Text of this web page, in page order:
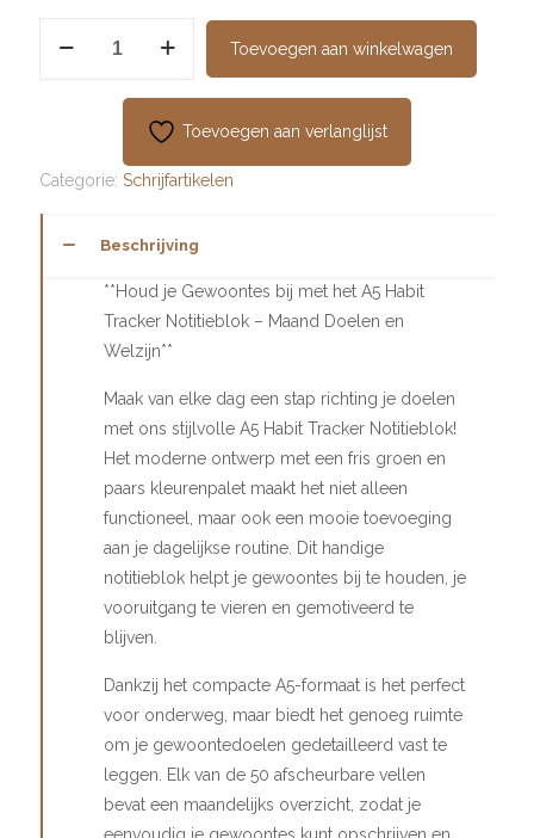
gewoontetracker
Toevoegen aan winkelwagen
Toevoegen aan verlanglijst
Categorie: Schrijfartikelen
Beschrijving
**Houd je Gewoontes bij met het A5 Habit
Tracker Notitieblok – Maand Doelen en
Welzijn**
Maak van elke dag een stap richting je doelen
met ons stijlvolle A5 Habit Tracker Notitieblok!
Het moderne ontwerp met een fris groen en
paars kleurenpalet maakt het niet alleen
functioneel, maar ook een mooie toevoeging
aan je dagelijkse routine. Dit handige
notitieblok helpt je gewoontes bij te houden, je
vooruitgang te vieren en gemotiveerd te
blijven.
Dankzij het compacte A5-formaat is het perfect
voor onderweg, maar biedt het genoeg ruimte
om je gewoontedoelen gedetailleerd vast te
leggen. Elk van de 50 afscheurbare vellen
bevat een maandelijks overzicht, zodat je
eenvoudig je gewoontes kunt opschrijven en